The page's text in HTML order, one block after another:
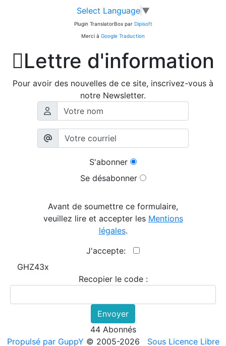
Select Language ▼
Plugin TranslatorBox par Dipisoft
Merci à Google Traduction
Lettre d'information
Pour avoir des nouvelles de ce site, inscrivez-vous à
notre Newsletter.
S'abonner
Se désabonner
Avant de soumettre ce formulaire,
veuillez lire et accepter les Mentions
légales.
J'accepte:
GHZ43x
Recopier le code :
Envoyer
44 Abonnés
Propulsé par GuppY © 2005-2026 Sous Licence Libre